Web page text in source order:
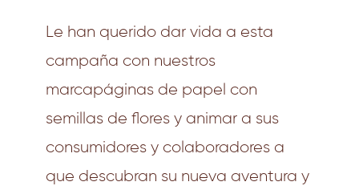
Le han querido dar vida a esta
campaña con nuestros
marcapáginas de papel con
semillas de floresy animar a sus
consumidores y colaboradores a
que descubran su nueva aventura y